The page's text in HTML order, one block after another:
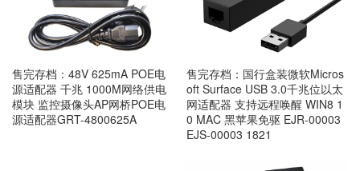
售完存档：48V 625mA POE电
源适配器 千兆 1000M网络供电
模块 监控摄像头AP网桥POE电
源适配器GRT-4800625A
售完存档：国行盒装微软Micros
oft Surface USB 3.0千兆位以太
网适配器 支持远程唤醒 WIN8 1
0 MAC 黑苹果免驱 EJR-00003
EJS-00003 1821